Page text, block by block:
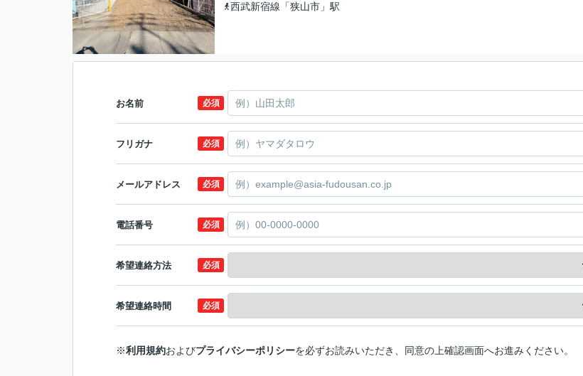
西武新宿線「狭山市」駅
お名前 必須
フリガナ 必須
メールアドレス 必須
電話番号 必須
希望連絡方法 必須
希望連絡時間 必須
※利用規約およびプライバシーポリシーを必ずお読みいただき、同意の上確認画面へお進みください。